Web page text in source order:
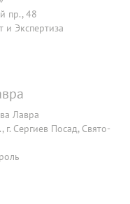
пр., 48
и Экспертиза
Лавра
Сергиев Посад, Свято-